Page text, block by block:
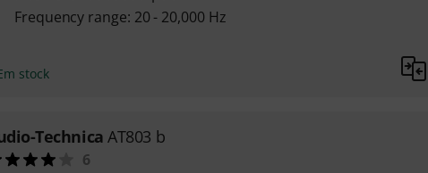
Frequency range: 20 - 20,000 Hz
stock
Technica AT803 b
6